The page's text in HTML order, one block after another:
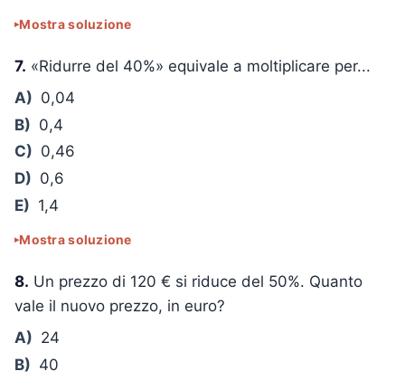
Mostra soluzione
7. «Ridurre del 40%» equivale a moltiplicare per...
A) 0,04
B) 0,4
C) 0,46
D) 0,6
E) 1,4
Mostra soluzione
8. Un prezzo di 120 € si riduce del 50%. Quanto
vale il nuovo prezzo, in euro?
A) 24
B) 40